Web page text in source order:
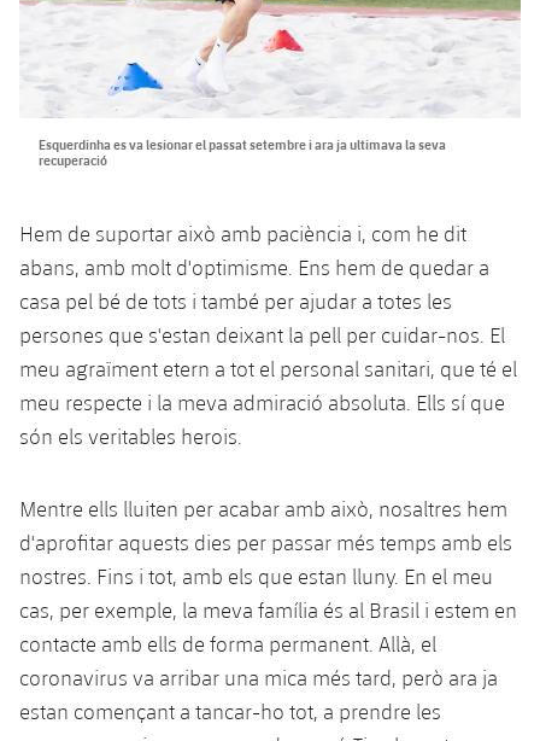
Esquerdinha es va lesionar el passat setembre i ara ja ultimava la seva
recuperació
Hem de suportar això amb paciència i, com he dit
abans, amb molt d'optimisme. Ens hem de quedar a
casa pel bé de tots i també per ajudar a totes les
persones que s'estan deixant la pell per cuidar-nos. El
meu agraïment etern a tot el personal sanitari, que té el
meu respecte i la meva admiració absoluta. Ells sí que
són els veritables herois.
Mentre ells lluiten per acabar amb això, nosaltres hem
d'aprofitar aquests dies per passar més temps amb els
nostres. Fins i tot, amb els que estan lluny. En el meu
cas, per exemple, la meva família és al Brasil i estem en
contacte amb ells de forma permanent. Allà, el
coronavirus va arribar una mica més tard, però ara ja
estan començant a tancar-ho tot, a prendre les